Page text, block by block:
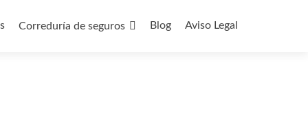
Correduría de seguros Blog Aviso Legal